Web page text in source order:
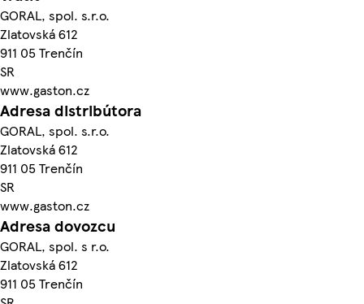
GORAL, spol. s.r.o.
Zlatovská 612
911 05 Trenčín
SR
www.gaston.cz
Adresa distribútora
GORAL, spol. s.r.o.
Zlatovská 612
911 05 Trenčín
SR
www.gaston.cz
Adresa dovozcu
GORAL, spol. s r.o.
Zlatovská 612
911 05 Trenčín